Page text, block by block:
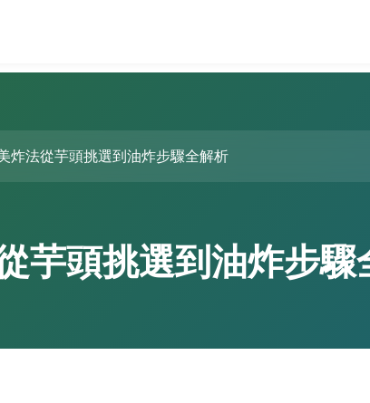
炸法從芋頭挑選到油炸步驟全解析
芋頭挑選到油炸步驟